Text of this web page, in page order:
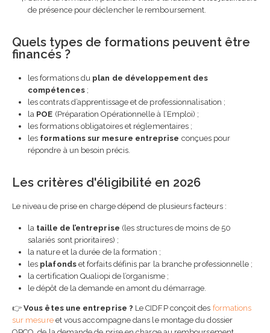
de présence pour déclencher le remboursement.
Quels types de formations peuvent être
financés ?
les formations du plan de développement des
compétences;
les contrats d’apprentissage et de professionnalisation ;
la POE (Préparation Opérationnelle à l’Emploi) ;
les formations obligatoires et réglementaires ;
les formations sur mesure entreprise conçues pour
répondre à un besoin précis.
Les critères d'éligibilité en 2026
Le niveau de prise en charge dépend de plusieurs facteurs :
la taille de l’entreprise (les structures de moins de 50
salariés sont prioritaires) ;
la nature et la durée de la formation ;
les plafondset forfaits définis par la branche professionnelle ;
la certification Qualiopi de l’organisme ;
le dépôt de la demande en amont du démarrage.
👉Vous êtes une entreprise ? Le CIDFP conçoit des formations
sur mesureet vous accompagne dans le montage du dossier